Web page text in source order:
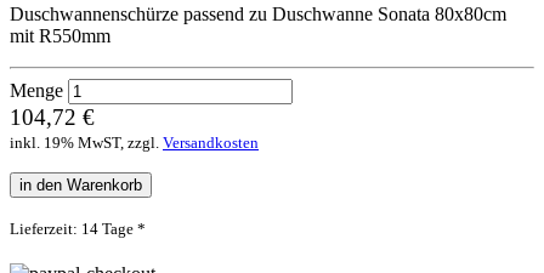
Duschwannenschürze passend zu Duschwanne Sonata 80x80cm
mit R550mm
Menge
104,72 €
inkl. 19% MwST, zzgl. Versandkosten
in den Warenkorb
Lieferzeit: 14 Tage *